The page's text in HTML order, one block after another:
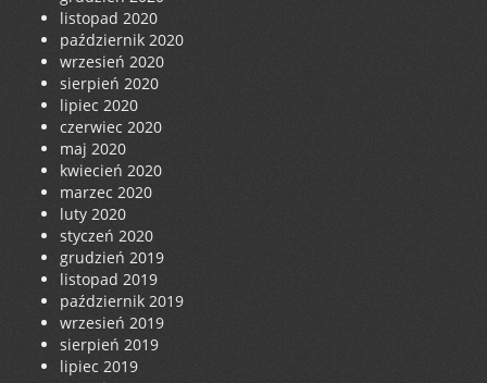
listopad 2020
październik 2020
wrzesień 2020
sierpień 2020
lipiec 2020
czerwiec 2020
maj 2020
kwiecień 2020
marzec 2020
luty 2020
styczeń 2020
grudzień 2019
listopad 2019
październik 2019
wrzesień 2019
sierpień 2019
lipiec 2019